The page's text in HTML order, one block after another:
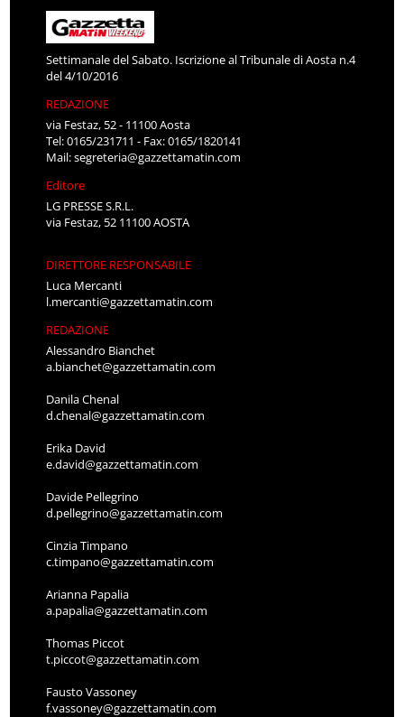
Settimanale del Sabato. Iscrizione al Tribunale di Aosta n.4
del 4/10/2016
REDAZIONE
via Festaz, 52 - 11100 Aosta
Tel: 0165/231711 - Fax: 0165/1820141
Mail:segreteria@gazzettamatin.com
Editore
LG PRESSE S.R.L.
via Festaz, 52 11100 AOSTA
DIRETTORE RESPONSABILE
Luca Mercanti
l.mercanti@gazzettamatin.com
REDAZIONE
Alessandro Bianchet
a.bianchet@gazzettamatin.com
Danila Chenal
d.chenal@gazzettamatin.com
Erika David
e.david@gazzettamatin.com
Davide Pellegrino
d.pellegrino@gazzettamatin.com
Cinzia Timpano
c.timpano@gazzettamatin.com
Arianna Papalia
a.papalia@gazzettamatin.com
Thomas Piccot
t.piccot@gazzettamatin.com
Fausto Vassoney
f.vassoney@gazzettamatin.com